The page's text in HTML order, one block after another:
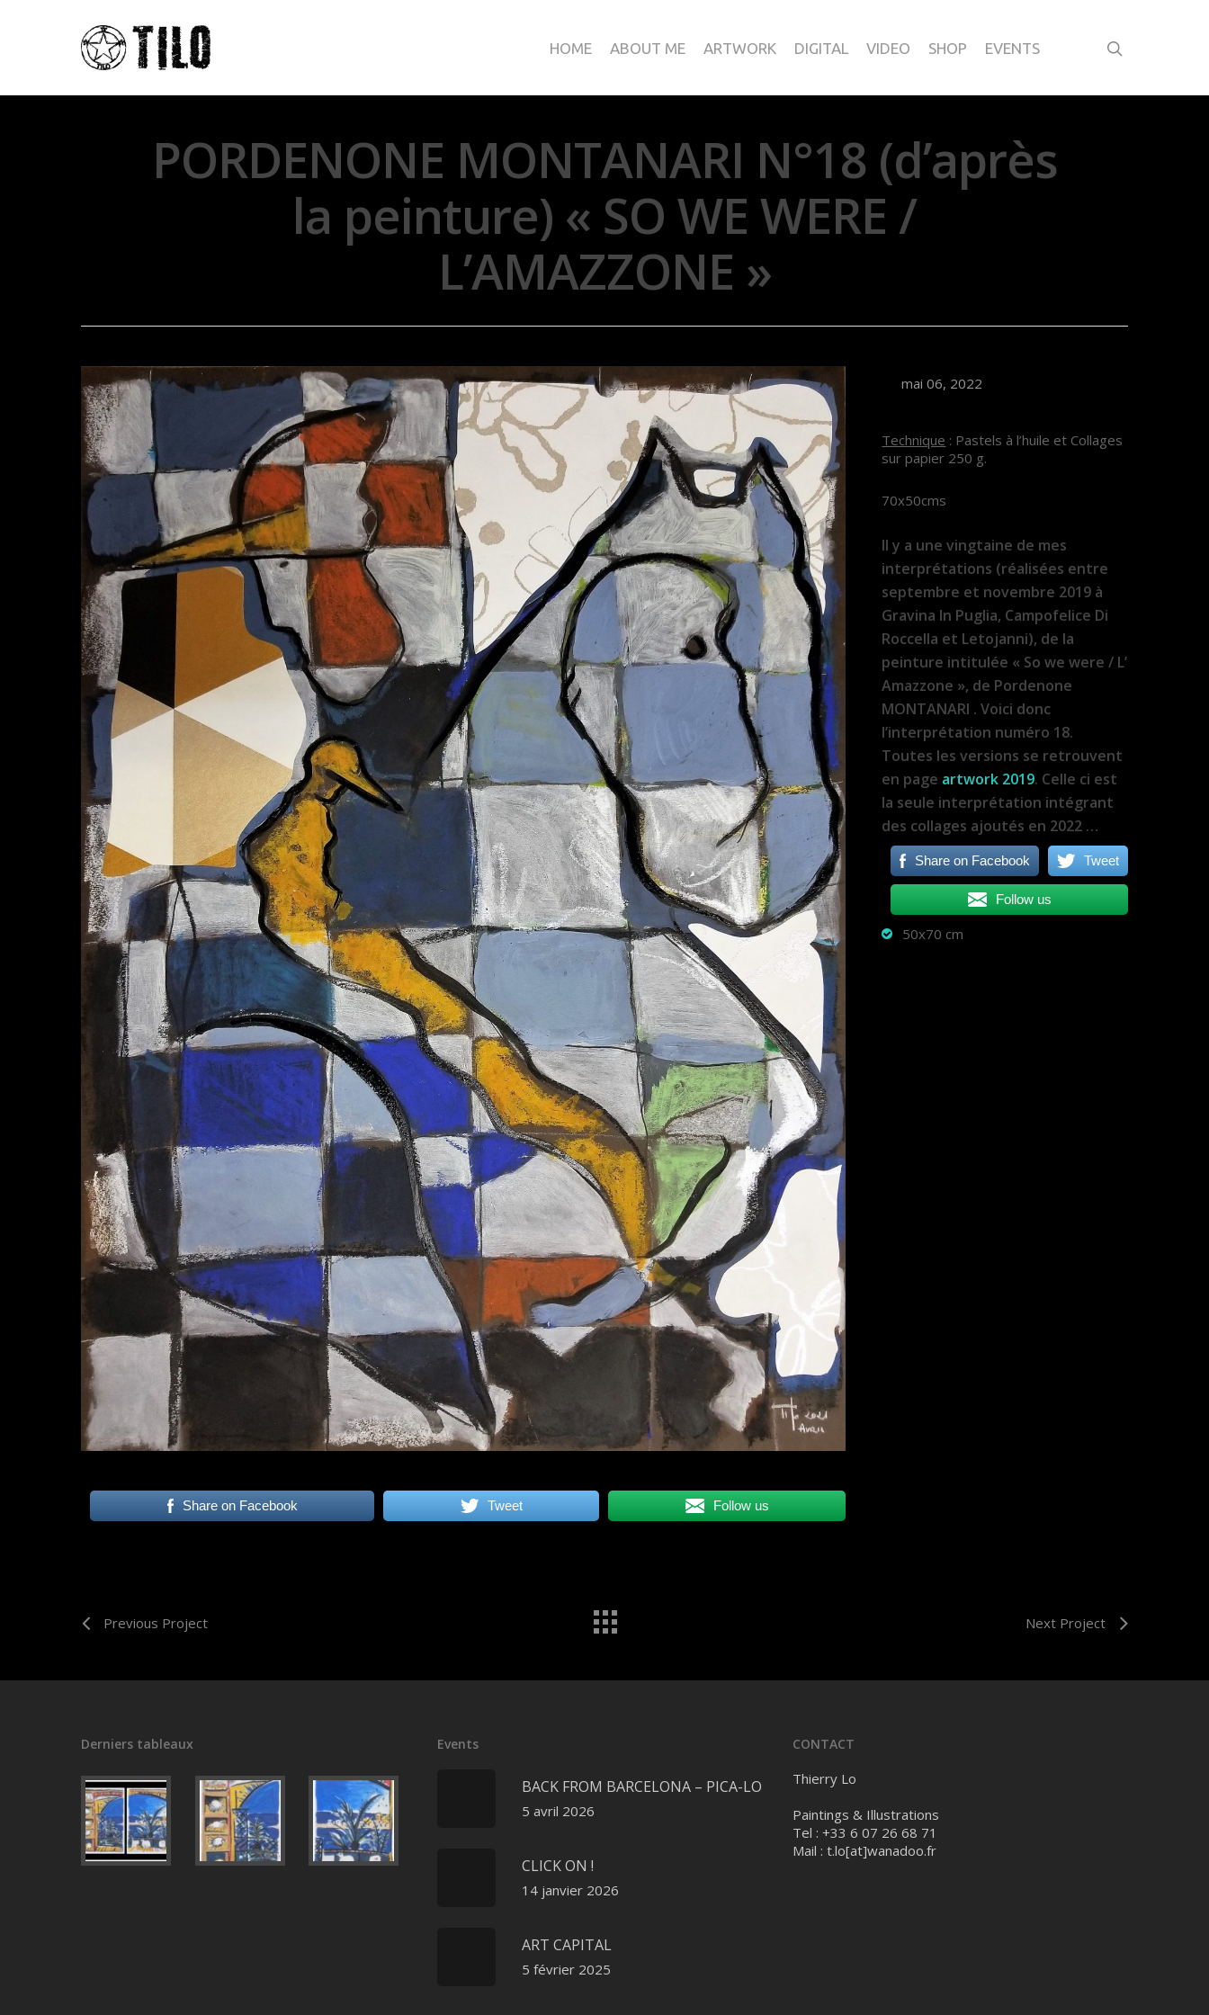
HOME ABOUT ME ARTWORK DIGITAL VIDEO SHOP EVENTS
PORDENONE MONTANARI N°18 (d’après
la peinture) « SO WE WERE /
L’AMAZZONE »
Share on Facebook Tweet Follow us
mai 06, 2022
Technique : Pastels à l’huile et Collages
sur papier 250 g.
70x50cms
Il y a une vingtaine de mes
interprétations (réalisées entre
septembre et novembre 2019 à
Gravina In Puglia, Campofelice Di
Roccella et Letojanni), de la
peinture intitulée « So we were / L’
Amazzone », de Pordenone
MONTANARI . Voici donc
l’interprétation numéro 18.
Toutes les versions se retrouvent
en page artwork 2019. Celle ci est
la seule interprétation intégrant
des collages ajoutés en 2022 …
Share on Facebook Tweet
Follow us
50x70 cm
Previous Project Next Project
Derniers tableaux Events
BACK FROM BARCELONA – PICA-LO
5 avril 2026
CLICK ON !
14 janvier 2026
ART CAPITAL
5 février 2025
CONTACT
Thierry Lo
Paintings & Illustrations
Tel : +33 6 07 26 68 71
Mail :t.lo[at]wanadoo.fr